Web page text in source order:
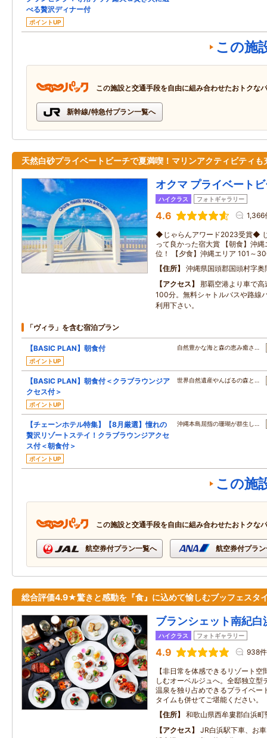
べる贅沢ディナー付
ポイントUP
この施
この施設と交通手段を自由に組み合わせたおトクな
新幹線/特急付プラン一覧へ
天然白砂プライベートビーチで夏満喫！マリンアクティビティも
オクマ プライベート
ハイクラス フォトギャラリー
4.6 1,366
◆じゃらんアワード2023受賞◆
って良かった宿大賞 【朝食】沖
位！ 【夕食】沖縄エリア 101～
住所
沖縄県国頭郡国頭村字奥
アクセス
那覇空港より車で
100分。無料シャトルバスや路線
利用下さい。
「ヴィラ」を含む宿泊プラン
【BASIC PLAN】朝食付
ポイントUP
自然豊かな海と森の恵み癒さ…
【BASIC PLAN】朝食付＜クラブラウンジア
クセス付＞
ポイントUP
世界自然遺産やんばるの森と…
【チェーンホテル特集】【8月厳選】憧れの
贅沢リゾートステイ！クラブラウンジアクセ
ス付＜朝食付＞
ポイントUP
沖縄本島屈指の珊瑚が群生し…
この施
この施設と交通手段を自由に組み合わせたおトクな
航空券付プラン一覧へ 航空券付プラ
総合評価4.9★驚きと感動を『食』に込めて愉しむブッフェスタ
ブランシェット南紀白
ハイクラス フォトギャラリー
4.9 938件
【非日常を体感できるリゾート
しむオーベルジュへ。全邸独立型
温泉を独り占めできるプライベー
タイムも併せてご堪能ください。
住所
和歌山県西牟婁郡白浜
アクセス
JR白浜駅下車、お